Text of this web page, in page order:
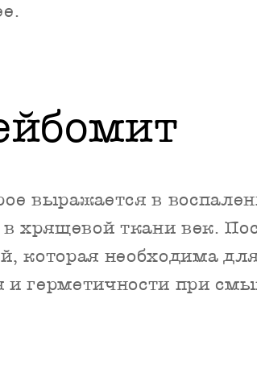
выражается в
хрящевой ткани век.
которая необходима
и герметичности при